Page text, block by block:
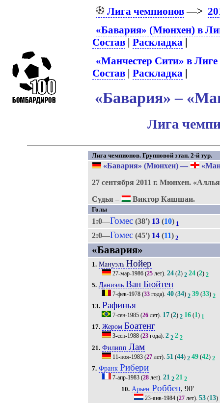
Лига чемпионов—>
«Бавария» (Мюнхен) в
Состав |Раскладка |
«Манчестер Сити» в
Состав |Раскладка |
«Бавария» –
Лига
Лига чемпионов. Групповой этап. 2-й тур.
«Бавария» (Мюнхен)—
27 сентября 2011 г. Мюнхен.
Судья –
Виктор Кашшаи.
Голы
1:0—Гомес(38') 13(10) 1
2:0—Гомес(45') 14(11) 2
«Бавария»
1. Мануэль Нойер
27-мар-1986(25лет). 24(2) 2 24(2) 2
5. Даниэль Ван Бюйтен
7-фев-1978(33года). 40(34) 2 39(33) 2
13. Рафинья
7-сен-1985(26лет). 17(2) 2 16(1) 1
17. Жером Боатенг
3-сен-1988(23года). 2 2 2 2
21. Филипп Лам
11-ноя-1983(27лет). 51 (44) 2 49(42) 2
7. Франк Рибери
7-апр-1983(28лет). 21 2 21 2
10. Арьен Роббен, 90'
23-янв-1984 (27 лет).53 (13)